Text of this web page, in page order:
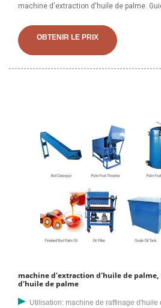
machine d'extraction d'huile de palme.
chinoises regorgent d'exportateurs solides
sommes ici pour rassembler les usines
OBTENIR LE PRIX
machine d'extraction d'huile de
d'huile de palme
Utilisation: machine de raffinage d'huile